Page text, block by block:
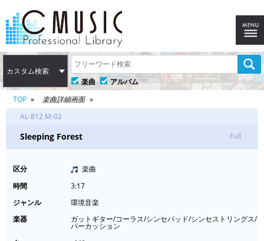
カスタム検索
楽曲
アルバム
TOP
楽曲詳細画面
AL-812 M-02
Sleeping Forest Full
区分
楽曲
時間
3:17
ジャンル
環境音楽
楽器
ガットギター/コーラス/シンセパッド/シンセストリングス/
パーカッション